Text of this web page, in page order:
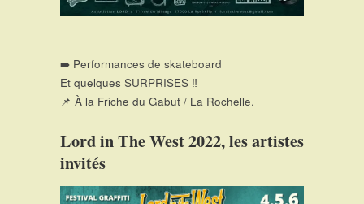
➡️ Performances de skateboard
Et quelques SURPRISES ‼
📌 À la Friche du Gabut / La Rochelle.
Lord in The West 2022, les artistes
invités